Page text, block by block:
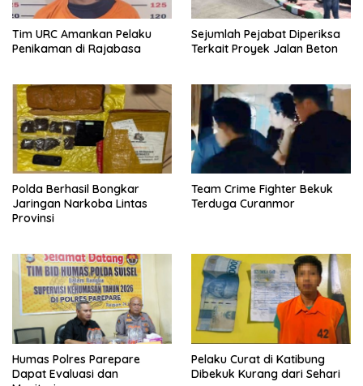
Tim URC Amankan Pelaku
Penikaman di Rajabasa
Sejumlah Pejabat Diperiksa
Terkait Proyek Jalan Beton
Polda Berhasil Bongkar
Jaringan Narkoba Lintas
Provinsi
Team Crime Fighter Bekuk
Terduga Curanmor
Humas Polres Parepare
Dapat Evaluasi dan
Pelaku Curat di Katibung
Dibekuk Kurang dari Sehari